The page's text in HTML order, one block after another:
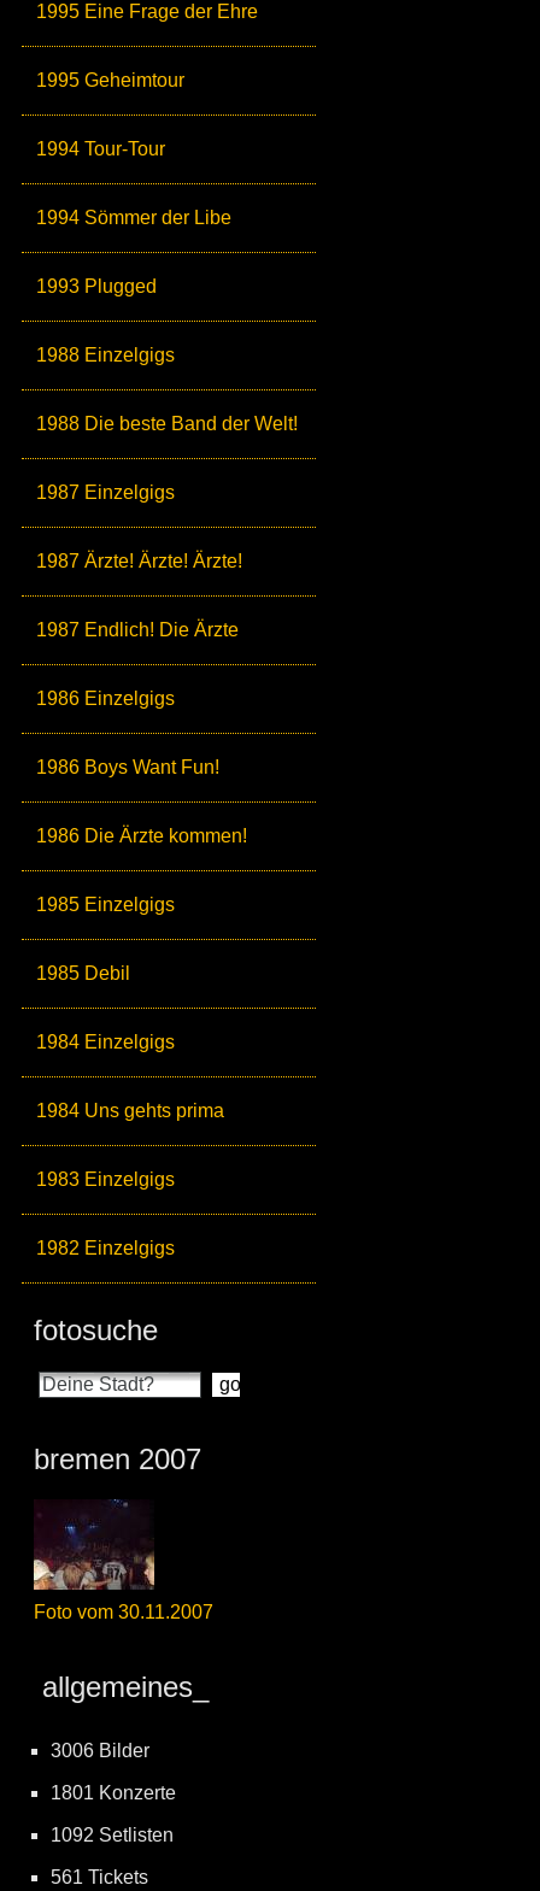
1995 Eine Frage der Ehre
1995 Geheimtour
1994 Tour-Tour
1994 Sömmer der Libe
1993 Plugged
1988 Einzelgigs
1988 Die beste Band der Welt!
1987 Einzelgigs
1987 Ärzte! Ärzte! Ärzte!
1987 Endlich! Die Ärzte
1986 Einzelgigs
1986 Boys Want Fun!
1986 Die Ärzte kommen!
1985 Einzelgigs
1985 Debil
1984 Einzelgigs
1984 Uns gehts prima
1983 Einzelgigs
1982 Einzelgigs
fotosuche
bremen 2007
Foto vom 30.11.2007
allgemeines_
3006 Bilder
1801 Konzerte
1092 Setlisten
561 Tickets